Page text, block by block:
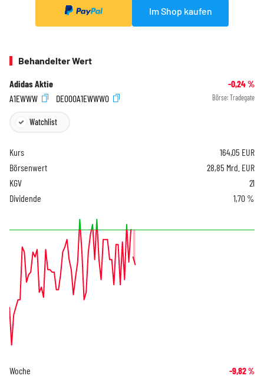
Im Shop kaufen
Behandelter Wert
Adidas Aktie -0,24%
A1EWWW
DE000A1EWWW0 Börse: Tradegate
Watchlist
Kurs 164,05 EUR
Börsenwert
28,85 Mrd. EUR
KGV
21
Dividende
1,70 %
Woche -9,82%